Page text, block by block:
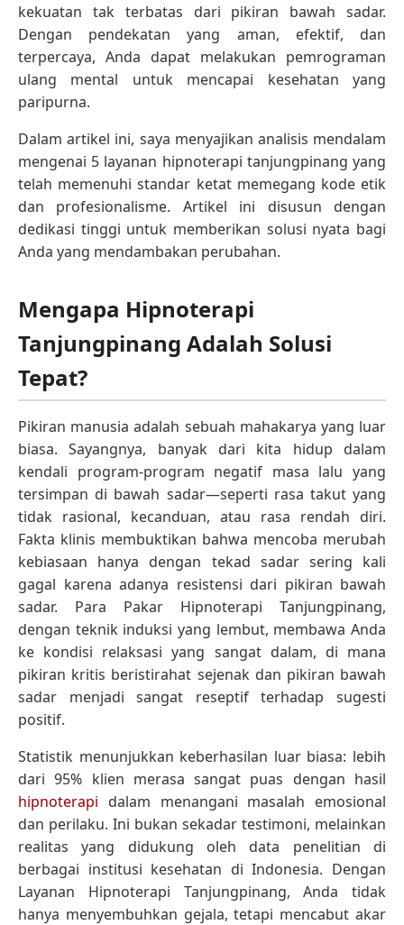
kekuatan tak terbatas dari pikiran bawah sadar.
Dengan pendekatan yang aman, efektif, dan
terpercaya, Anda dapat melakukan pemrograman
ulang mental untuk mencapai kesehatan yang
paripurna.
Dalam artikel ini, saya menyajikan analisis mendalam
mengenai 5 layanan hipnoterapi tanjungpinang yang
telah memenuhi standar ketat memegang kode etik
dan profesionalisme. Artikel ini disusun dengan
dedikasi tinggi untuk memberikan solusi nyata bagi
Anda yang mendambakan perubahan.
Mengapa Hipnoterapi
Tanjungpinang Adalah Solusi
Tepat?
Pikiran manusia adalah sebuah mahakarya yang luar
biasa. Sayangnya, banyak dari kita hidup dalam
kendali program-program negatif masa lalu yang
tersimpan di bawah sadar—seperti rasa takut yang
tidak rasional, kecanduan, atau rasa rendah diri.
Fakta klinis membuktikan bahwa mencoba merubah
kebiasaan hanya dengan tekad sadar sering kali
gagal karena adanya resistensi dari pikiran bawah
sadar. Para Pakar Hipnoterapi Tanjungpinang,
dengan teknik induksi yang lembut, membawa Anda
ke kondisi relaksasi yang sangat dalam, di mana
pikiran kritis beristirahat sejenak dan pikiran bawah
sadar menjadi sangat reseptif terhadap sugesti
positif.
Statistik menunjukkan keberhasilan luar biasa: lebih
dari 95% klien merasa sangat puas dengan hasil
hipnoterapi dalam menangani masalah emosional
dan perilaku. Ini bukan sekadar testimoni, melainkan
realitas yang didukung oleh data penelitian di
berbagai institusi kesehatan di Indonesia. Dengan
Layanan Hipnoterapi Tanjungpinang, Anda tidak
hanya menyembuhkan gejala, tetapi mencabut akar